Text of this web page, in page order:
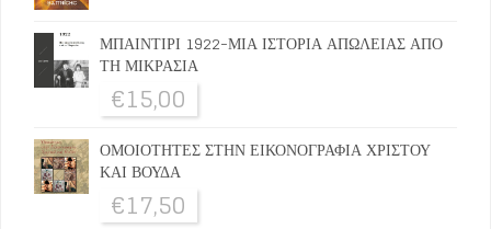
ΜΠΑΙΝΤΙΡΙ 1922-ΜΙΑ ΙΣΤΟΡΙΑ ΑΠΩΛΕΙΑΣ ΑΠΟ
ΤΗ ΜΙΚΡΑΣΙΑ
€15,00
ΟΜΟΙΟΤΗΤΕΣ ΣΤΗΝ ΕΙΚΟΝΟΓΡΑΦΙΑ ΧΡΙΣΤΟΥ
ΚΑΙ ΒΟΥΔΑ
€17,50